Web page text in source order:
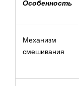
Особенность
Механизм
смешивания